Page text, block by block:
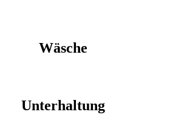
Wäsche
Unterhaltung